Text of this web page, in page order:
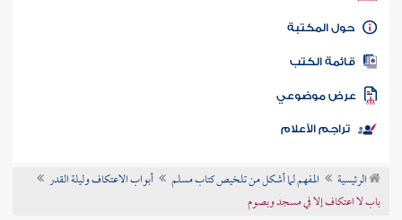
كتاب الأمة
المكتبة
الكتب
موضوعي
تراجم الأعلام
الرئيسية المفهم لما أشكل من تلخيص كتاب مسلم
أبواب الاعتكاف وليلة القدر
باب لا اعتكاف إلا في مسجد وبصوم